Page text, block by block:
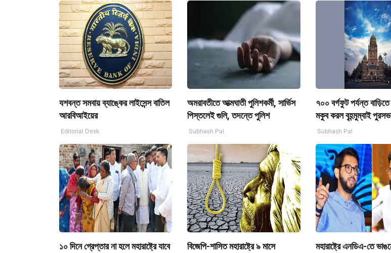
যশবন্ত সমবায় ব্যাঙ্কের লাইসেন্স বাতিল
আরবিআইয়ের
Editorial Desk
অমরাবতীতে আত্মঘাতী পুলিশকর্মী, সার্ভিস
পিস্তলেই গুলি, তদন্তে পুলিশ
Subhash Pal
৭০০ বর্গফুট পর্যন্ত
মকুব করল বৃহন্মুম্বাই
Subhash Pal
১০ দিনে গ্রেপ্তার না হলে মহারাষ্ট্রে যাবে
বিজেপি-শাসিত মহারাষ্ট্রে ৯ মাসে
মহারাষ্ট্রে এনডিএ-তে